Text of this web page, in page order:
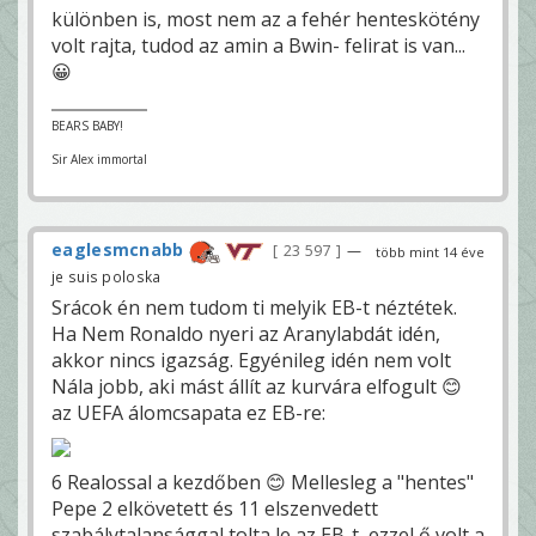
különben is, most nem az a fehér henteskötény
volt rajta, tudod az amin a Bwin- felirat is van...
😀
BEARS BABY!
Sir Alex immortal
több mint 14 éve
eaglesmcnabb 23 597
—
je suis poloska
Srácok én nem tudom ti melyik EB-t néztétek.
Ha Nem Ronaldo nyeri az Aranylabdát idén,
akkor nincs igazság. Egyénileg idén nem volt
Nála jobb, aki mást állít az kurvára elfogult 😊
az UEFA álomcsapata ez EB-re:
6 Realossal a kezdőben 😊 Mellesleg a "hentes"
Pepe 2 elkövetett és 11 elszenvedett